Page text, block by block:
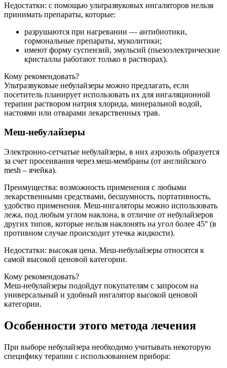
Недостатки: с помощью ультразвуковых ингаляторов нельзя
принимать препараты, которые:
разрушаются при нагревании — антибиотики,
гормональные препараты, муколитики;
имеют форму суспензий, эмульсий (пьезоэлектрические
кристаллы работают только в растворах).
Кому рекомендовать?
Ультразвуковые небулайзеры можно предлагать, если
посетитель планирует использовать их для ингаляционной
терапии раствором натрия хлорида, минеральной водой,
настоями или отварами лекарственных трав.
Меш-небулайзеры
Электронно-сетчатые небулайзеры, в них аэрозоль образуется
за счет просеивания через меш-мембраны (от английского
mesh – ячейка).
Преимущества: возможность применения с любыми
лекарственными средствами, бесшумность, портативность,
удобство применения. Меш-ингаляторы можно использовать
лежа, под любым углом наклона, в отличие от небулайзеров
других типов, которые нельзя наклонять на угол более 45° (в
противном случае происходит утечка жидкости).
Недостатки: высокая цена. Меш-небулайзеры относятся к
самой высокой ценовой категории.
Кому рекомендовать?
Меш-небулайзеры подойдут покупателям с запросом на
универсальный и удобный ингалятор высокой ценовой
категории.
Особенности этого метода лечения
При выборе небулайзера необходимо учитывать некоторую
специфику терапии с использованием прибора: